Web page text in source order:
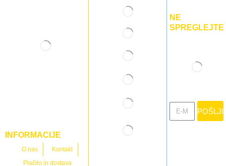
INFORMACIJE
O nas
Kontakt
Plačilo in dostava
NE
SPREGLEJTE
POŠLJI